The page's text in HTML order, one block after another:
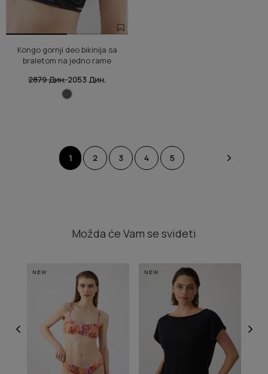
Kongo gornji deo bikinija sa
braletom na jedno rame
2879 Дин.2053 Дин.
1 2 3 4 5
Možda će Vam se svideti
NEW NEW